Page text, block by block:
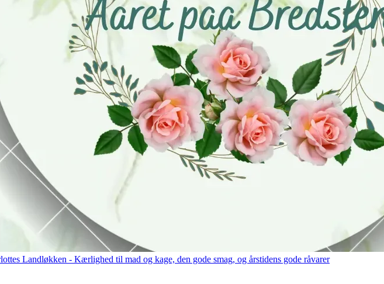
Landløkken - Kærlighed til mad og kage, den gode smag, og årstidens gode råvarer